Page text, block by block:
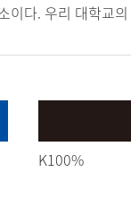
다. 우리 대학교
K100%